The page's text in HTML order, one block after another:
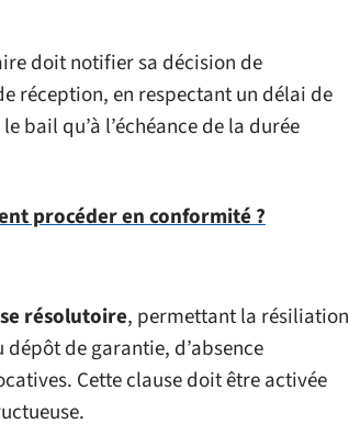
doit notifier sa décision de
réception, en respectant un délai de
bail qu’à l’échéance de la durée
procéder en conformité ?
résolutoire, permettant la résiliation
de garantie, d’absence
Cette clause doit être activée